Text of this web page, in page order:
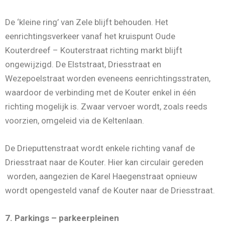
De ‘kleine ring’ van Zele blijft behouden. Het
eenrichtingsverkeer vanaf het kruispunt Oude
Kouterdreef – Kouterstraat richting markt blijft
ongewijzigd. De Elststraat, Driesstraat en
Wezepoelstraat worden eveneens eenrichtingsstraten,
waardoor de verbinding met de Kouter enkel in één
richting mogelijk is. Zwaar vervoer wordt, zoals reeds
voorzien, omgeleid via de Keltenlaan.
De Drieputtenstraat wordt enkele richting vanaf de
Driesstraat naar de Kouter. Hier kan circulair gereden
worden, aangezien de Karel Haegenstraat opnieuw
wordt opengesteld vanaf de Kouter naar de Driesstraat.
7. Parkings – parkeerpleinen